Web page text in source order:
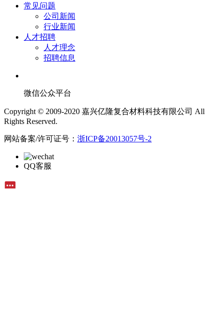
常见问题
公司新闻
行业新闻
人才招聘
人才理念
招聘信息
微信公众平台
Copyright © 2009-2020 嘉兴亿隆复合材料科技有限公司 All
Rights Reserved.
网站备案/许可证号： 浙ICP备20013057号-2
QQ客服